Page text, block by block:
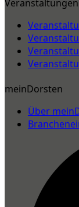
Veranstaltungen
meinDorsten
Über